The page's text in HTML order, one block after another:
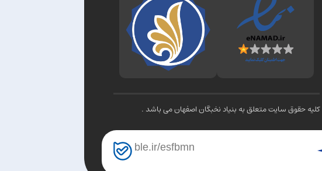
کلیه حقوق سایت متعلق به بنیاد نخبگان اصفهان می باشد .
ble.ir/esfbmn